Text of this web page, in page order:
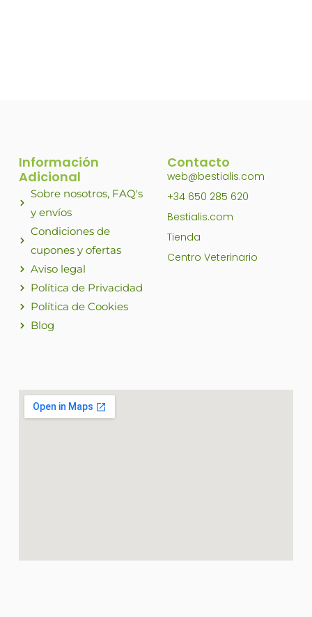
Información
Adicional
Sobre nosotros, FAQ's
y envíos
Condiciones de
cupones y ofertas
Aviso legal
Política de Privacidad
Política de Cookies
Blog
Contacto
web@bestialis.com
+34 650 285 620
Bestialis.com
Tienda
Centro Veterinario